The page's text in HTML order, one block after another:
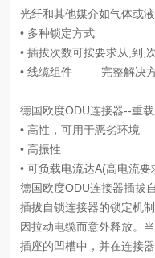
光纤和其他媒介如气体或
• 多种锁定方式
• 插拔次数可按要求从,到,
• 线缆组件 —— 完整解决
德国欧度ODU连接器--重
• 高性，可用于恶劣环境
• 高振性
• 可负载电流达A(高电流要
德国欧度ODU连接器插拔
插拔自锁连接器的锁定机
因拉动电缆而意外释放。
插座的凹槽中，并在连接